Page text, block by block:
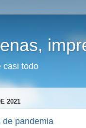
casi todo
2021
de pandemia